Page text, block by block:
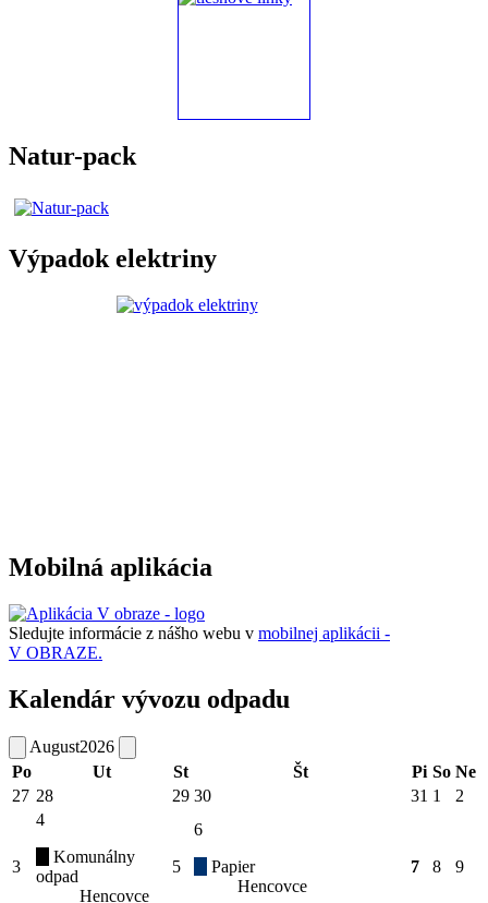
Natur-pack
Výpadok elektriny
Mobilná aplikácia
Sledujte informácie z nášho webu v mobilnej aplikácii -
V OBRAZE.
Kalendár vývozu odpadu
August2026
Po
Ut St Št Pi So Ne
27 28 29 30 31 1 2
3
4
Komunálny
odpad
Hencovce
5
6
Papier
Hencovce
7 8 9